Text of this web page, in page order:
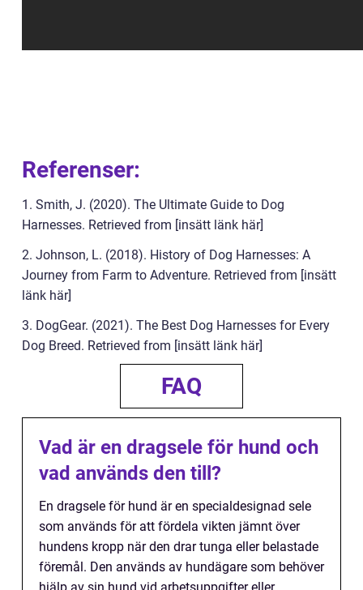
Referenser:
1. Smith, J. (2020). The Ultimate Guide to Dog
Harnesses. Retrieved from [insätt länk här]
2. Johnson, L. (2018). History of Dog Harnesses: A
Journey from Farm to Adventure. Retrieved from [insätt
länk här]
3. DogGear. (2021). The Best Dog Harnesses for Every
Dog Breed. Retrieved from [insätt länk här]
FAQ
Vad är en dragsele för hund och
vad används den till?
En dragsele för hund är en specialdesignad sele
som används för att fördela vikten jämnt över
hundens kropp när den drar tunga eller belastade
föremål. Den används av hundägare som behöver